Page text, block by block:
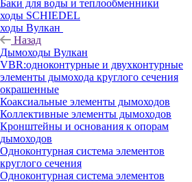
Баки для воды и теплообменники
SCHIEDEL
Вулкан
Назад
Дымоходы Вулкан
VBR:одноконтурные и двухконтурные
элементы дымохода круглого сечения
окрашенные
Коаксиальные элементы дымоходов
Коллективные элементы дымоходов
Кронштейны и основания к опорам
дымоходов
Одноконтурная система элементов
круглого сечения
Одноконтурная система элементов